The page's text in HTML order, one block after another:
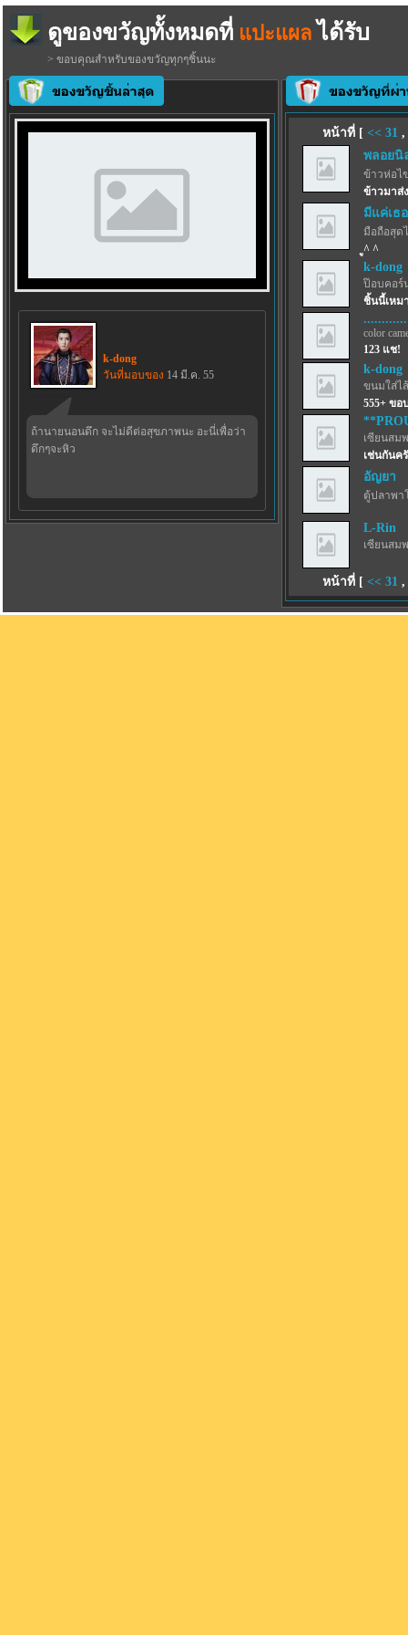
ดูของขวัญทั้งหมดที่ แปะแผล ได้รับ
> ขอบคุณสำหรับของขวัญทุกๆชิ้นนะ
k-dong
วันที่มอบของ 14 มี.ค. 55
ถ้านายนอนดึก จะไม่ดีต่อสุขภาพนะ อะนี่เพื่อว่า
ดึกๆจะหิว
หน้าที่ [ << 31 ,
พลอยนิ
ข้าวห่อไ
ข้าวมาส่
มีแค่เธ
มือถือสุด
ู^ ^
k-dong
ป๊อบคอร์
ชิ้นนี้เหม
............
color
123 แช!
k-dong
ขนมใส่ไส้
555+ ข
เซียนสม
เช่นกันค
อัญยา
ตู้ปลาพา
L-Rin
เซียนสม
หน้าที่ [ << 31 ,